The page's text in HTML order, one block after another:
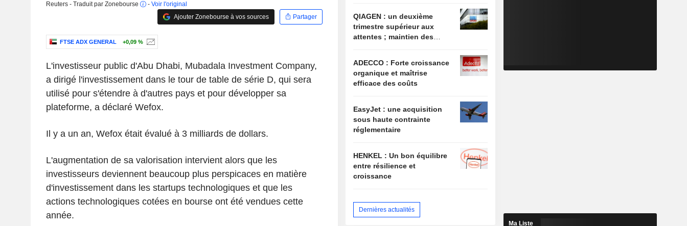
Reuters - Traduit par Zonebourse
- Voir l'original
Ajouter Zonebourse à vos sources
Partager
FTSE ADX GENERAL +0,09 %
L'investisseur public d'Abu Dhabi, Mubadala Investment Company,
a dirigé l'investissement dans le tour de table de série D, qui sera
utilisé pour s'étendre à d'autres pays et pour développer sa
plateforme, a déclaré Wefox.
Il y a un an, Wefox était évalué à 3 milliards de dollars.
L'augmentation de sa valorisation intervient alors que les
investisseurs deviennent beaucoup plus perspicaces en matière
d'investissement dans les startups technologiques et que les
actions technologiques cotées en bourse ont été vendues cette
année.
QIAGEN : un deuxième
trimestre supérieur aux
attentes ; maintien des
ADECCO : Forte croissance
organique et maîtrise
efficace des coûts
EasyJet : une acquisition
sous haute contrainte
réglementaire
HENKEL : Un bon équilibre
entre résilience et
croissance
Dernières actualités
Ma Liste